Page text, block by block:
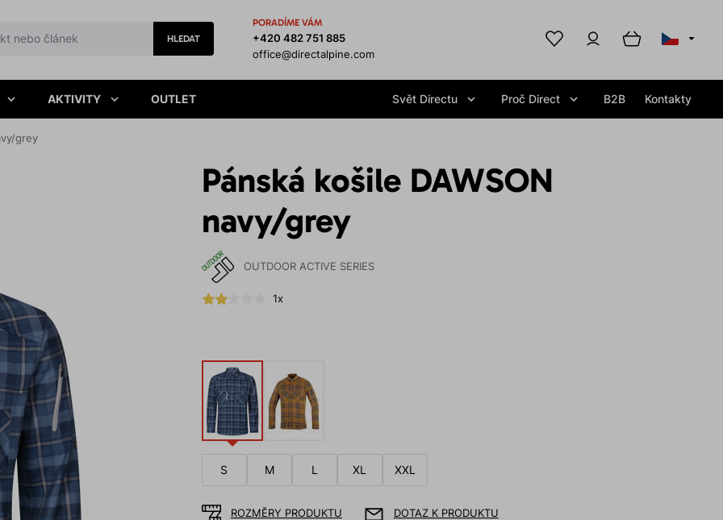
HLEDAT
PORADÍME VÁM
+420 482 751 885
office@directalpine.com
AKTIVITY OUTLET Svět Directu Proč Direct B2B Kontakty
grey
Pánská košile DAWSON
navy/grey
OUTDOOR ACTIVE SERIES
1x
S M L XL XXL
ROZMĚRY PRODUKTU DOTAZ K PRODUKTU